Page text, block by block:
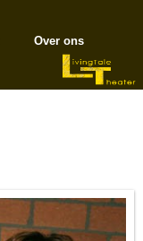
Over ons